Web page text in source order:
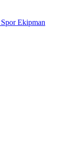
Spor Ekipman